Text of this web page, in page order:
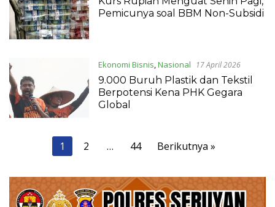
Pemicunya soal BBM Non-Subsidi
Ekonomi Bisnis,Nasional 17 April 2026
9.000 Buruh Plastik dan Tekstil
Berpotensi Kena PHK Gegara
Global
Paginasi1 2 … 44 Berikutnya »